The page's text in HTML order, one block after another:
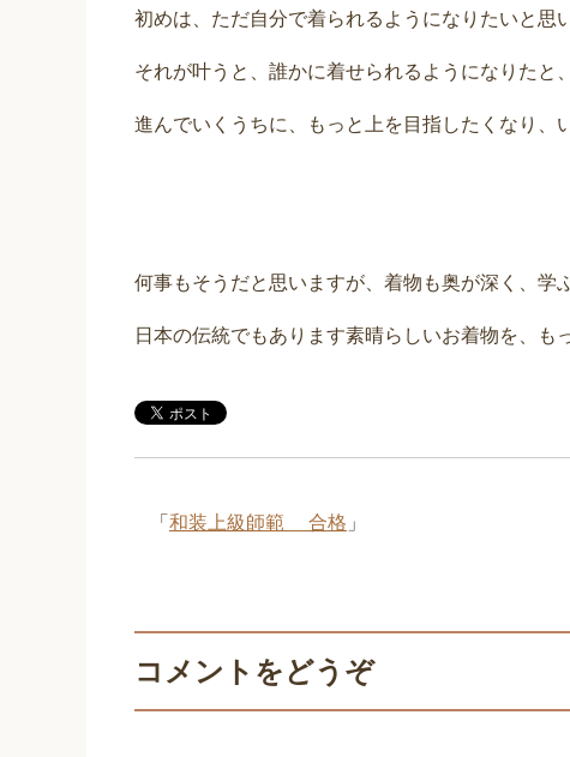
初めは、ただ自分で着られるようになりたいと思い
それが叶うと、誰かに着せられるようになりたと
進んでいくうちに、もっと上を目指したくなり、
何事もそうだと思いますが、着物も奥が深く、学
日本の伝統でもあります素晴らしいお着物を、も
「 和装上級師範 合格 」
コメントをどうぞ